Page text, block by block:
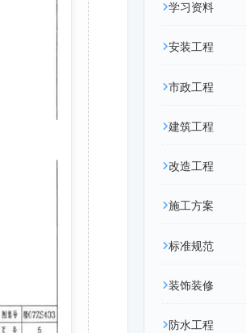
学习资料
安装工程
市政工程
建筑工程
改造工程
施工方案
标准规范
装饰装修
防水工程